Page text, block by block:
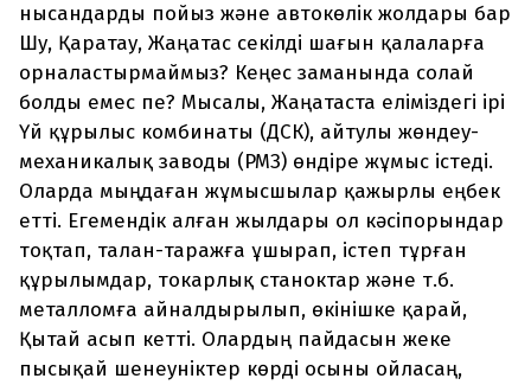
нысандарды пойыз және автокөлік жолдары бар
Шу, Қаратау, Жаңатас секілді шағын қалаларға
орналастырмаймыз? Кеңес заманында солай
болды емес пе? Мысалы, Жаңатаста еліміздегі ірі
Үй құрылыс комбинаты (ДСК), айтулы жөндеу-
механикалық заводы (РМЗ) өндіре жұмыс істеді.
Оларда мыңдаған жұмысшылар қажырлы еңбек
етті. Егемендік алған жылдары ол кәсіпорындар
тоқтап, талан-таражға ұшырап, істеп тұрған
құрылымдар, токарлық станоктар және т.б.
металломға айналдырылып, өкінішке қарай,
Қытай асып кетті. Олардың пайдасын жеке
пысықай шенеуніктер көрді осыны ойласаң,